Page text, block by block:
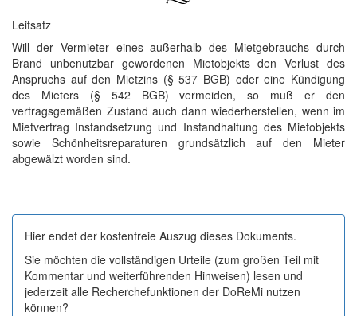
Leitsatz
Will der Vermieter eines außerhalb des Mietgebrauchs durch
Brand unbenutzbar gewordenen Mietobjekts den Verlust des
Anspruchs auf den Mietzins (§ 537 BGB) oder eine Kündigung
des Mieters (§ 542 BGB) vermeiden, so muß er den
vertragsgemäßen Zustand auch dann wiederherstellen, wenn im
Mietvertrag Instandsetzung und Instandhaltung des Mietobjekts
sowie Schönheitsreparaturen grundsätzlich auf den Mieter
abgewälzt worden sind.
Hier endet der kostenfreie Auszug dieses Dokuments.
Sie möchten die vollständigen Urteile (zum großen Teil mit
Kommentar und weiterführenden Hinweisen) lesen und
jederzeit alle Recherchefunktionen der DoReMi nutzen
können?